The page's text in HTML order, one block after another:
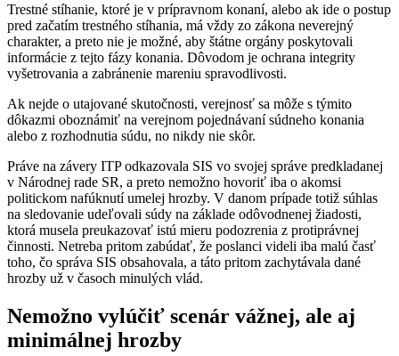
Trestné stíhanie, ktoré je v prípravnom konaní, alebo ak ide o postup
pred začatím trestného stíhania, má vždy zo zákona neverejný
charakter, a preto nie je možné, aby štátne orgány poskytovali
informácie z tejto fázy konania. Dôvodom je ochrana integrity
vyšetrovania a zabránenie mareniu spravodlivosti.
Ak nejde o utajované skutočnosti, verejnosť sa môže s týmito
dôkazmi oboznámiť na verejnom pojednávaní súdneho konania
alebo z rozhodnutia súdu, no nikdy nie skôr.
Práve na závery ITP odkazovala SIS vo svojej správe predkladanej
v Národnej rade SR, a preto nemožno hovoriť iba o akomsi
politickom nafúknutí umelej hrozby. V danom prípade totiž súhlas
na sledovanie udeľovali súdy na základe odôvodnenej žiadosti,
ktorá musela preukazovať istú mieru podozrenia z protiprávnej
činnosti. Netreba pritom zabúdať, že poslanci videli iba malú časť
toho, čo správa SIS obsahovala, a táto pritom zachytávala dané
hrozby už v časoch minulých vlád.
Nemožno vylúčiť scenár vážnej, ale aj
minimálnej hrozby